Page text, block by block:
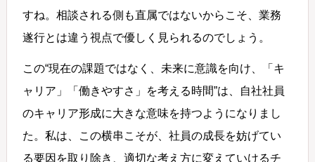
すね。相談される側も直属ではないからこそ、業務
遂行とは違う視点で優しく見られるのでしょう。
この“現在の課題ではなく、未来に意識を向け、「キ
ャリア」「働きやすさ」を考える時間”は、自社社員
のキャリア形成に大きな意味を持つようになりまし
た。私は、この横串こそが、社員の成長を妨げてい
る要因を取り除き、適切な考え方に変えていけるチ